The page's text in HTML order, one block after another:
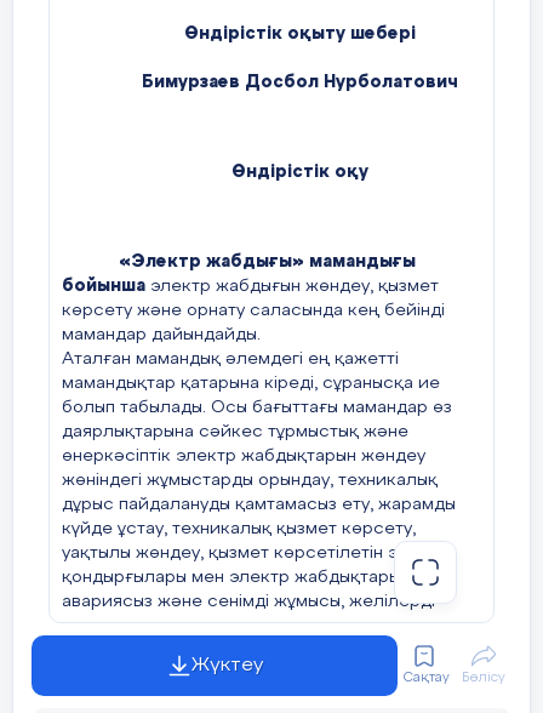
Өндірістік оқыту шебері
Бимурзаев Досбол Нурболатович
Өндірістік оқу
«Электр жабдығы» мамандығы
бойынша электр жабдығын жөндеу, қызмет
көрсету және орнату саласында кең бейінді
мамандар дайындайды.
Аталған мамандық әлемдегі ең қажетті
мамандықтар қатарына кіреді, сұранысқа ие
болып табылады. Осы бағыттағы мамандар өз
даярлықтарына сәйкес тұрмыстық және
өнеркәсіптік электр жабдықтарын жөндеу
жөніндегі жұмыстарды орындау, техникалық
дұрыс пайдалануды қамтамасыз ету, жарамды
күйде ұстау, техникалық қызмет көрсету,
уақтылы жөндеу, қызмет көрсетілетін электр
қондырғылары мен электр жабдықтарының
авариясыз және сенімді жұмысы, желілерді
монтаждау және т.б. сияқты кәсіби қызмет
Бұл бағыттағы жұмыс қажырлы жұмысты атқара
алатын және жақсы көретін, жақсы есте
Жүктеу
Сақтау Бөлісу